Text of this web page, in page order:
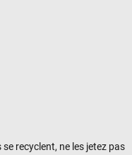
recyclent, ne les jetez pas